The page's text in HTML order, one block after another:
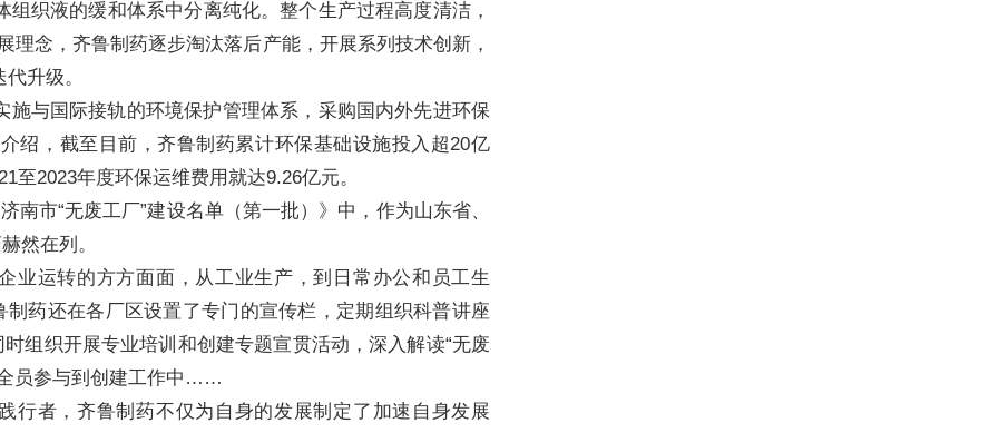
织液的缓和体系中分离纯化。整个生产过程高度清洁，
理念，齐鲁制药逐步淘汰落后产能，开展系列技术创新，
升级。
与国际接轨的环境保护管理体系，采购国内外先进环保
绍，截至目前，齐鲁制药累计环保基础设施投入超20亿
至2023年度环保运维费用就达9.26亿元。
市“无废工厂”建设名单（第一批）》中，作为山东省、
然在列。
业运转的方方面面，从工业生产，到日常办公和员工生
药还在各厂区设置了专门的宣传栏，定期组织科普讲座
组织开展专业培训和创建专题宣贯活动，深入解读“无废
员参与到创建工作中……
行者，齐鲁制药不仅为自身的发展制定了加速自身发展